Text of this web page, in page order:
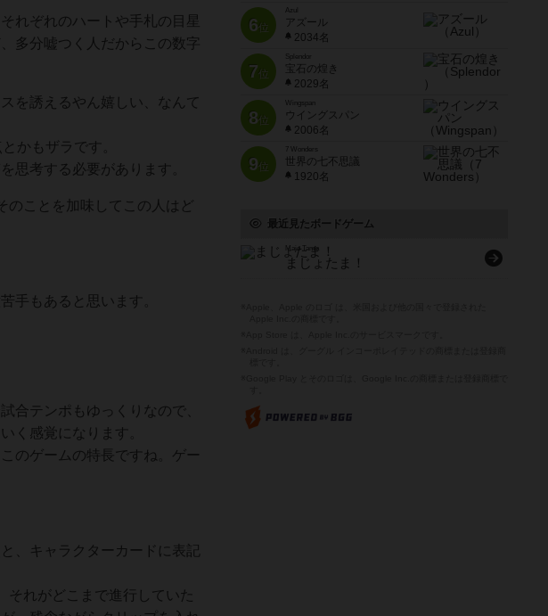
れぞれのハートや手札の目星
多分嘘つく人だからこの数字
を誘えるやん嬉しい、なんて
かもザラです。
思考する必要があります。
のことを加味してこの人はど
手もあると思います。
合テンポもゆっくりなので、
く感覚になります。
のゲームの特長ですね。ゲー
、キャラクターカードに表記
れがどこまで進行していた
6位
Azul
アズール
2034名
7位
宝石の煌き
2029名
8位
Wingspan
ウイングスパン
2006名
9位
7 Wonders
世界の七不思議
1920名
最近見たボードゲーム
Majo Tama
まじょたま！